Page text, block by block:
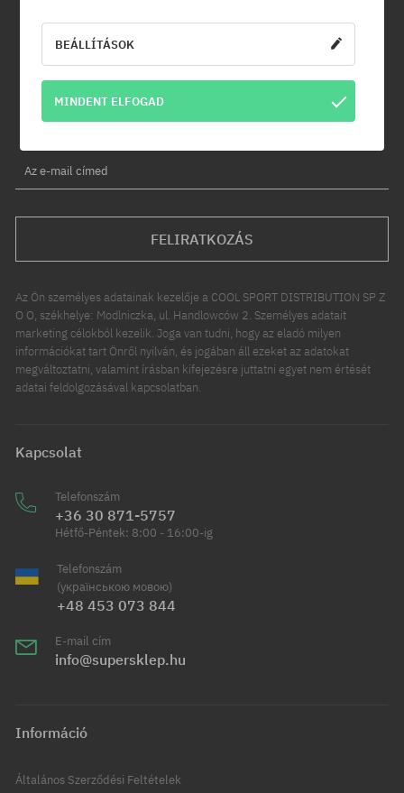
Hírlevél
Iratkozz fel hírlevelünkre és értesülj az elsők között új termékeinkről
és kedvezményeinkről!
Ráadásul kapsz egy -5% kedvezménykódot az egész
Az e-mail címed
FELIRATKOZÁS
Az Ön személyes adatainak kezelője a COOL SPORT DISTRIBUTION SP Z
O O, székhelye: Modlniczka, ul. Handlowców 2. Személyes adatait
marketing célokból kezelik. Joga van tudni, hogy az eladó milyen
információkat tart Önről nyilván, és jogában áll ezeket az adatokat
megváltoztatni, valamint írásban kifejezésre juttatni egyet nem értését
adatai feldolgozásával kapcsolatban.
Kapcsolat
Telefonszám
+36 30 871-5757
Hétfő-Péntek: 8:00 - 16:00-ig
Telefonszám
(українською мовою)
+48 453 073 844
E-mail cím
info@supersklep.hu
Információ
Általános Szerződési Feltételek
BEÁLLÍTÁSOK
MINDENT ELFOGAD